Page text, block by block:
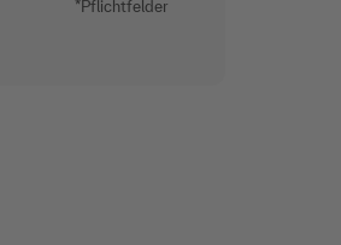
*Pflichtfelder